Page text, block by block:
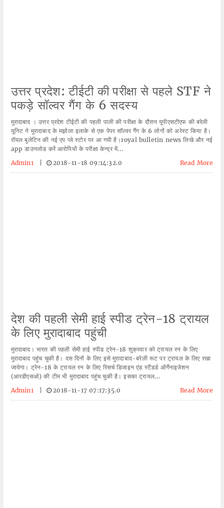
उत्तर प्रदेश: टीईटी की परीक्षा से पहले STF ने
पकड़े सॉल्वर गैंग के 6 सदस्य
मुरादाबाद । उत्तर प्रदेश टीईटी की पहली पाली की परीक्षा के दौरान यूपीएसटीएफ की बरेली
यूनिट ने मुरादाबाद के मझोला इलाके से एक पेपर सॉल्वर गैंग के 6 लोगों को अरेस्ट किया है।
रॉयल बुलेटिन की नई एप प्ले स्टोर पर आ गयी है।royal bulletin news लिखे और नई
app डाउनलोड करें आरोपियों के परीक्षा केन्द्र में...
Admin1
2018-11-18 09:14:32.0 Read More
देश की पहली सेमी हाई स्पीड ट्रेन-18 ट्रायल
के लिए मुरादाबाद पहुंची
मुरादाबाद। भारत की पहली सेमी हाई स्पीड ट्रेन-18 शुक्रवार को ट्रायल रन के लिए
मुरादाबाद पहुंच चुकी है। दस दिनों के लिए इसे मुरादाबाद-बरेली रूट पर ट्रायल के लिए रखा
जायेगा। ट्रेन-18 के ट्रायल रन के लिए रिसर्च डिजाइन एंड स्टैंडर्ड ऑर्गेनाइजेशन
(आरडीएसओ) की टीम भी मुरादाबाद पहुंच चुकी है। इसका ट्रायल...
Admin1
2018-11-17 07:17:35.0 Read More